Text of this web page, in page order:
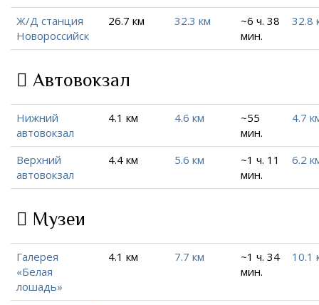
Ж/Д станция
Новороссийск
26.7 км 32.3 км
~6 ч. 38
мин.
32.8
Автовокзал
Нижний
автовокзал
4.1 км 4.6 км
~55
мин.
4.7
Верхний
автовокзал
4.4 км 5.6 км
~1 ч. 11
мин.
6.2
Музеи
Галерея
«Белая
лошадь»
4.1 км 7.7 км
~1 ч. 34
мин.
10.1